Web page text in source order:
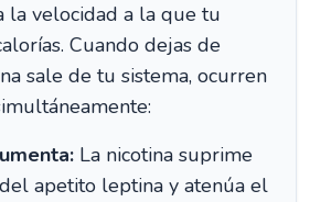
la velocidad a la que tu
Cuando dejas de
sale de tu sistema, ocurren
La nicotina suprime
apetito leptina y atenúa el